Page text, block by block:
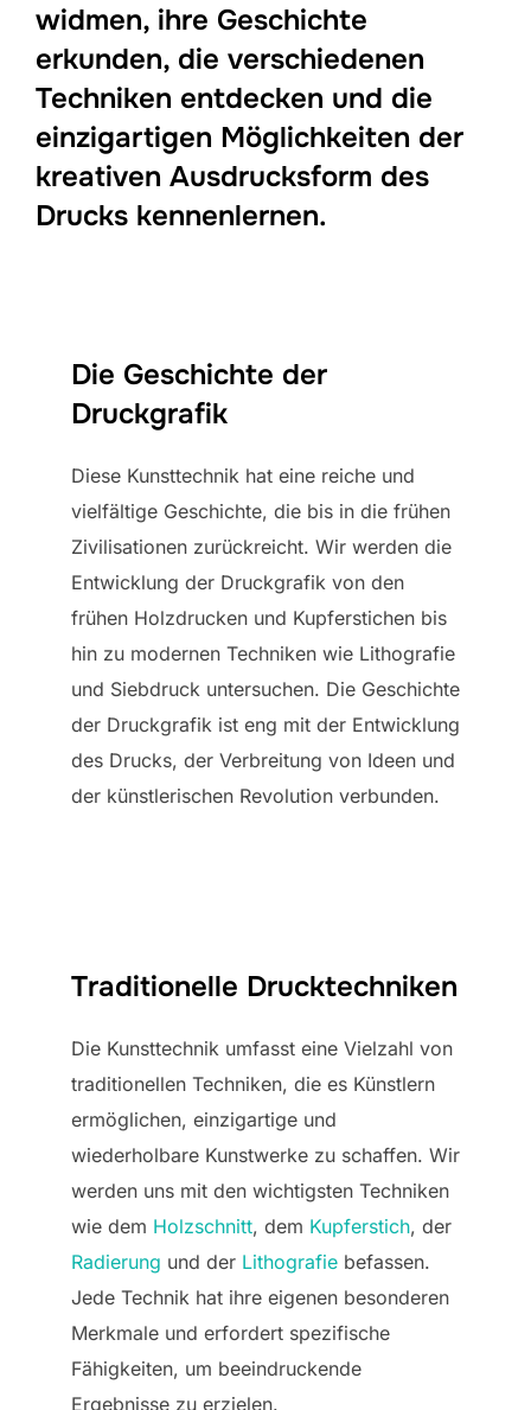
widmen, ihre Geschichte
erkunden, die verschiedenen
Techniken entdecken und die
einzigartigen Möglichkeiten der
kreativen Ausdrucksform des
Drucks kennenlernen.
Die Geschichte der
Druckgrafik
Diese Kunsttechnik hat eine reiche und
vielfältige Geschichte, die bis in die frühen
Zivilisationen zurückreicht. Wir werden die
Entwicklung der Druckgrafik von den
frühen Holzdrucken und Kupferstichen bis
hin zu modernen Techniken wie Lithografie
und Siebdruck untersuchen. Die Geschichte
der Druckgrafik ist eng mit der Entwicklung
des Drucks, der Verbreitung von Ideen und
der künstlerischen Revolution verbunden.
Traditionelle Drucktechniken
Die Kunsttechnik umfasst eine Vielzahl von
traditionellen Techniken, die es Künstlern
ermöglichen, einzigartige und
wiederholbare Kunstwerke zu schaffen. Wir
werden uns mit den wichtigsten Techniken
wie dem Holzschnitt, dem Kupferstich, der
Radierung und der Lithografie befassen.
Jede Technik hat ihre eigenen besonderen
Merkmale und erfordert spezifische
Fähigkeiten, um beeindruckende
Ergebnisse zu erzielen.